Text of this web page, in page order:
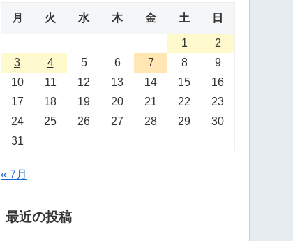
月 火 水 木 金 土 日
1
2
3
4 5 6 7 8
9
10
11 12 13 14 15
16
17
18 19 20 21 22
23
24
25 26 27 28 29
30
31
« 7月
最近の投稿